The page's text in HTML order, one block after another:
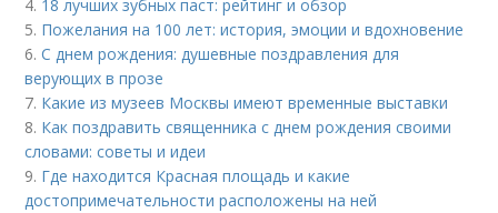
4. 18 лучших зубных паст: рейтинг и обзор
5. Пожелания на 100 лет: история, эмоции и вдохновение
6.С днем рождения: душевные поздравления для
верующих в прозе
7. Какие из музеев Москвы имеют временные выставки
8. Как поздравить священника с днем рождения своими
словами: советы и идеи
9. Где находится Красная площадь и какие
достопримечательности расположены на ней